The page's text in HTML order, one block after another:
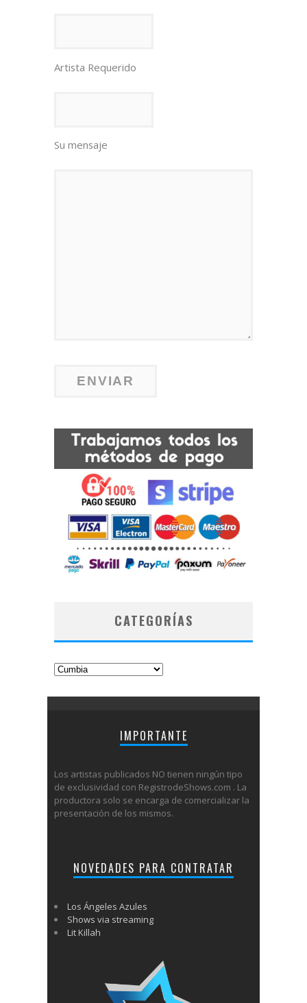
Artista Requerido
Su mensaje
CATEGORÍAS
Categorías
IMPORTANTE
Los artistas publicados NO tienen ningún tipo
de exclusividad con RegistrodeShows.com . La
productora solo se encarga de comercializar la
presentación de los mismos.
NOVEDADES PARA CONTRATAR
Los Ángeles Azules
Shows via streaming
Lit Killah